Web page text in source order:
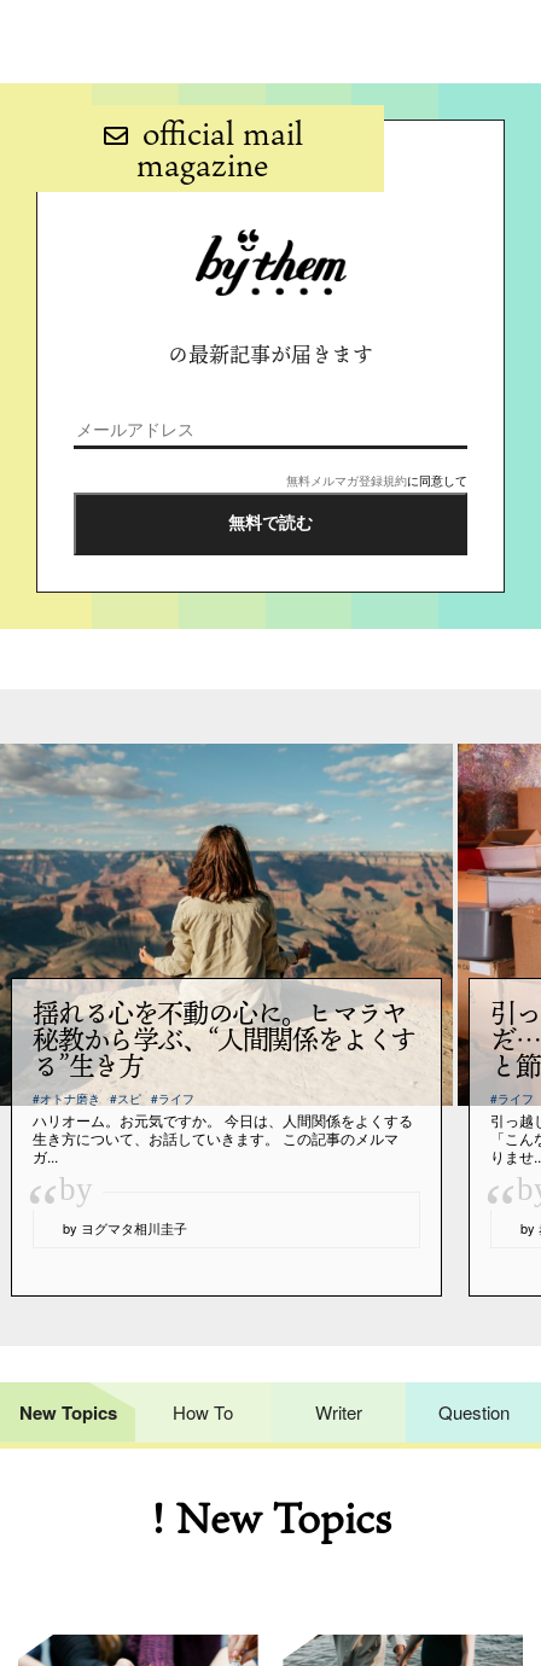
official mail
magazine
の最新記事が届きます
無料メルマガ登録規約に同意して
揺れる心を不動の心に。ヒマラヤ
秘教から学ぶ、“人間関係をよくす
る”生き方
#オトナ磨き #スピ #ライフ
ハリオーム。お元気ですか。 今日は、人間関係をよくする
生き方について、お話していきます。 この記事のメルマ
ガ...
“by
by ヨグマタ相川圭子
引
だ…
と
#ライフ
引っ越
「こ
りませ
“ by
New Topics How To Writer Question
! New Topics